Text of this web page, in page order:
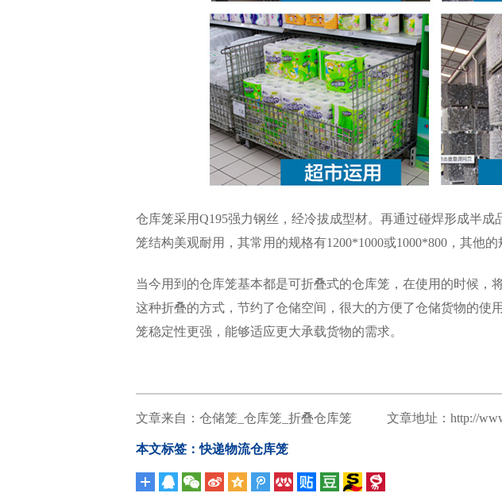
仓库笼采用Q195强力钢丝，经冷拔成型材。再通过碰焊形成半
笼结构美观耐用，其常用的规格有1200*1000或1000*800，其他
当今用到的仓库笼基本都是可折叠式的仓库笼，在使用的时候
这种折叠的方式，节约了仓储空间，很大的方便了仓储货物的
笼稳定性更强，能够适应更大承载货物的需求。
文章来自： 仓储笼_仓库笼_折叠仓库笼 文章地址：http://
本文标签：快递物流仓库笼